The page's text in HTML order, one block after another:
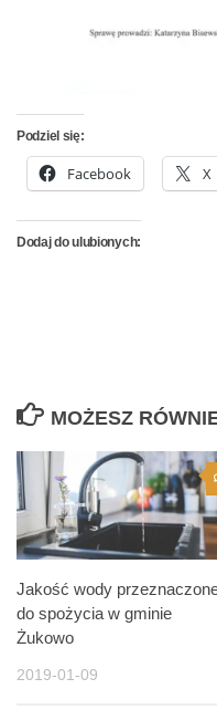
Podziel się:
Facebook X
Dodaj do ulubionych:
MOŻESZ
Jakość wody
do spożycia w gminie
Żukowo
2019-01-09